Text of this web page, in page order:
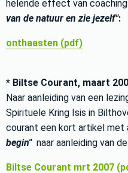
helende effect van
van de natuur en zie jezelf":
onthaasten (pdf)
* Biltse Courant, maart
Naar aanleiding van een
Spirituele Kring Isis in
courant een kort artikel
begin" naar aanleiding van
Biltse Courant mrt 2007